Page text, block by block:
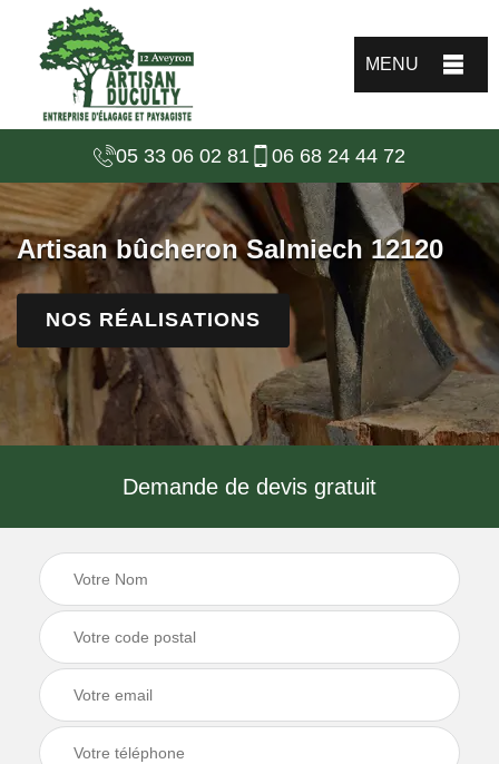
MENU
05 33 06 02 81 06 68 24 44 72
Artisan bûcheron Salmiech 12120
NOS RÉALISATIONS
Demande de devis gratuit